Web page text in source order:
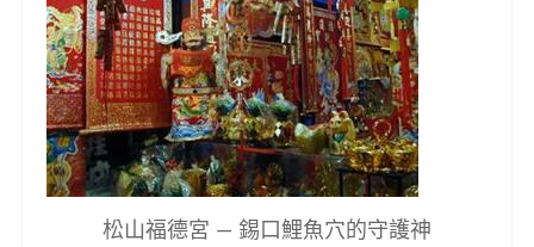
松山福德宮 — 錫口鯉魚穴的守護神